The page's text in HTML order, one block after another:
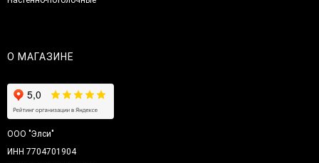
О МАГАЗИНЕ
ООО "Элси"
ИНН 7704701904